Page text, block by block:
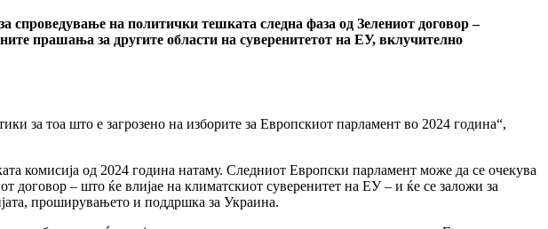
спроведување на политички тешката следна фаза од Зелениот договор –
прашања за другите области на суверенитетот на ЕУ, вклучително
за тоа што е загрозено на изборите за Европскиот парламент во 2024 година“,
комисија од 2024 година натаму. Следниот Европски парламент може да се очекува
договор – што ќе влијае на климатскиот суверенитет на ЕУ – и ќе се заложи за
проширувањето и поддршка за Украина.